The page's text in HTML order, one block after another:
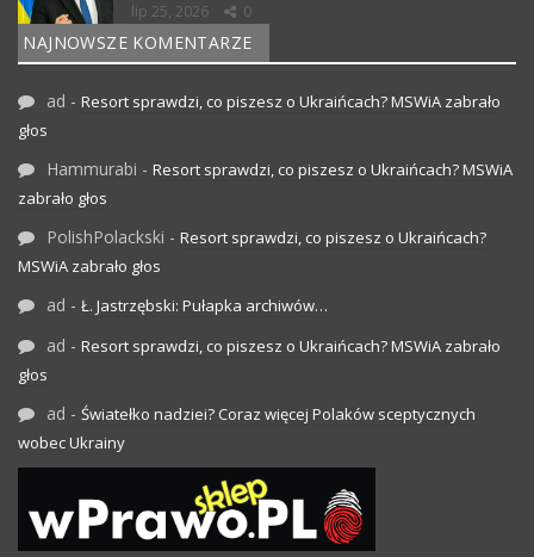
lip 25, 2026 0
NAJNOWSZE KOMENTARZE
ad - Resort sprawdzi, co piszesz o Ukraińcach? MSWiA zabrało
głos
Hammurabi - Resort sprawdzi, co piszesz o Ukraińcach? MSWiA
zabrało głos
PolishPolackski - Resort sprawdzi, co piszesz o Ukraińcach?
MSWiA zabrało głos
ad - Ł. Jastrzębski: Pułapka archiwów…
ad - Resort sprawdzi, co piszesz o Ukraińcach? MSWiA zabrało
głos
ad - Światełko nadziei? Coraz więcej Polaków sceptycznych
wobec Ukrainy